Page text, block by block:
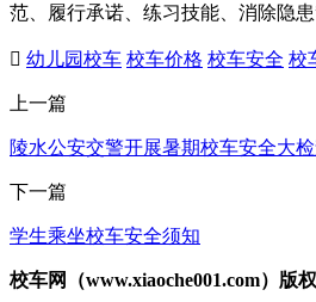
范、履行承诺、练习技能、消除隐
 幼儿园校车 校车价格 校车安全 校
上一篇
陵水公安交警开展暑期校车安全大
下一篇
学生乘坐校车安全须知
校车网（www.xiaoche001.com）版